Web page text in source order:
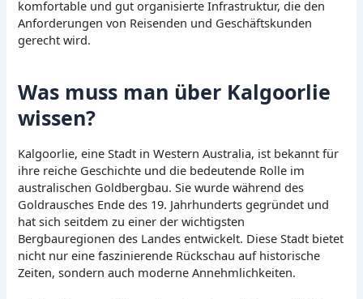
komfortable und gut organisierte Infrastruktur, die den
Anforderungen von Reisenden und Geschäftskunden
gerecht wird.
Was muss man über Kalgoorlie
wissen?
Kalgoorlie, eine Stadt in Western Australia, ist bekannt für
ihre reiche Geschichte und die bedeutende Rolle im
australischen Goldbergbau. Sie wurde während des
Goldrausches Ende des 19. Jahrhunderts gegründet und
hat sich seitdem zu einer der wichtigsten
Bergbauregionen des Landes entwickelt. Diese Stadt bietet
nicht nur eine faszinierende Rückschau auf historische
Zeiten, sondern auch moderne Annehmlichkeiten.